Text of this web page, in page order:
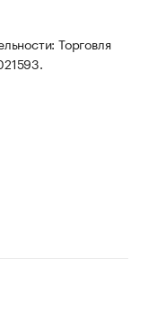
Торговля